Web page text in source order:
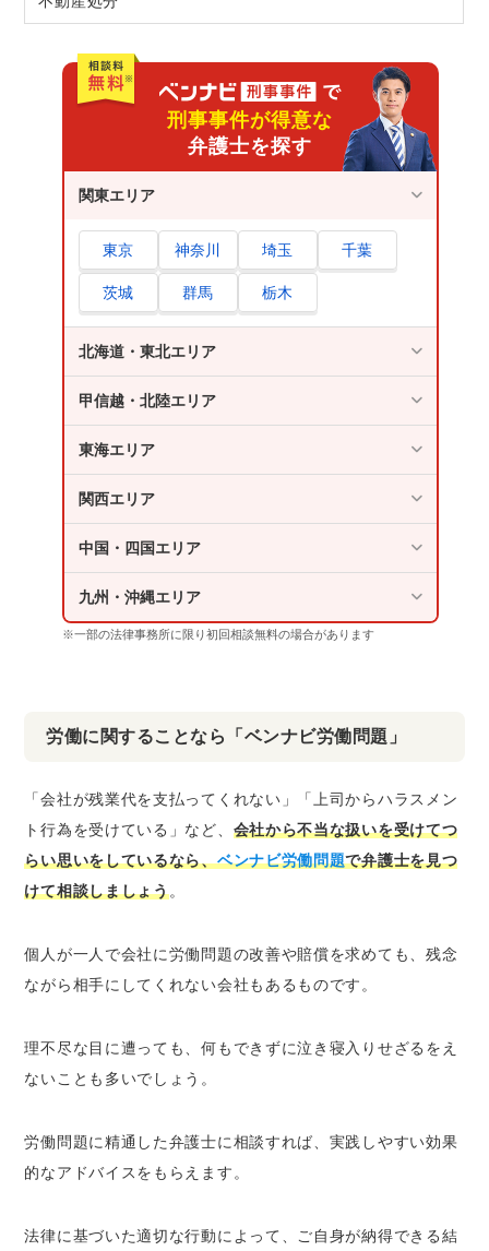
刑事事件が得意な
弁護士を探す
関東エリア
東京 神奈川 埼玉 千葉
茨城 群馬 栃木
北海道・東北エリア
甲信越・北陸エリア
東海エリア
関西エリア
中国・四国エリア
九州・沖縄エリア
※一部の法律事務所に限り初回相談無料の場合があります
労働に関することなら「ベンナビ労働問題」
「会社が残業代を支払ってくれない」「上司からハラスメン
ト行為を受けている」など、 会社から不当な扱いを受けてつ
らい思いをしているなら、ベンナビ労働問題で弁護士を見つ
けて相談しましょう。
個人が一人で会社に労働問題の改善や賠償を求めても、残念
ながら相手にしてくれない会社もあるものです。
理不尽な目に遭っても、何もできずに泣き寝入りせざるをえ
ないことも多いでしょう。
労働問題に精通した弁護士に相談すれば、実践しやすい効果
的なアドバイスをもらえます。
法律に基づいた適切な行動によって、ご自身が納得できる結